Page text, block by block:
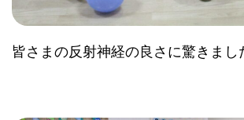
皆さまの反射神経の良さに驚きまし